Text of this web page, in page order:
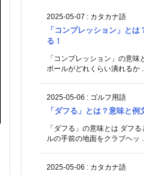
2025-05-07 : カタカナ語
「コンプレッション」と
る！
「コンプレッション」の意味
ボールがどれくらい潰れるか ...
2025-05-06 : ゴルフ用語
「ダフる」とは？意味と例
「ダフる」の意味とは ダフ
ルの手前の地面をクラブヘッ ...
2025-05-06 : カタカナ語